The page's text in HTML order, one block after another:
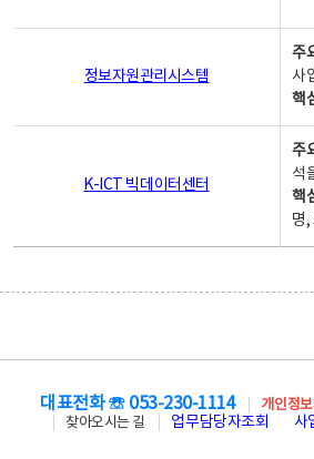
정보자원관리시스템
주
사
핵
K-ICT 빅데이터센터
주
석
핵
명,
대표전화 ☏ 053-230-1114 개인정
찾아오시는 길
업무담당자조회 사